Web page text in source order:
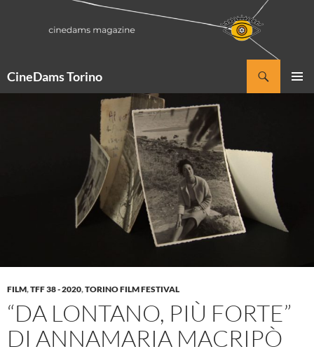
CineDams Torino
FILM,TFF 38 - 2020,TORINO FILM FESTIVAL
“DA LONTANO, PIÙ FORTE”
DI ANNAMARIA MACRIPÒ